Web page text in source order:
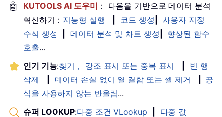
🤖 KUTOOLS AI 도우미 ： 다음을 기반으로 데이터 분석
혁신하기： 지능형 실행 코드 생성
사용자 지정
수식 생성
데이터 분석 및 차트 생성
향상된 함수
호출…
인기 기능:찾기， 강조 표시 또는 중복 표시
빈 행
삭제
데이터 손실 없이 열 결합 또는 셀 제거
공
식을 사용하지 않는 반올림...
슈퍼 LOOKUP:다중 조건 VLookup
다중 값